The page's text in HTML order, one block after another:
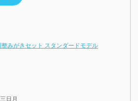
みがきセット スタンダードモデル
日月